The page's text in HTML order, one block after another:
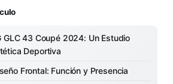
43 Coupé 2024: Un Estudio
Deportiva
Frontal: Función y Presencia